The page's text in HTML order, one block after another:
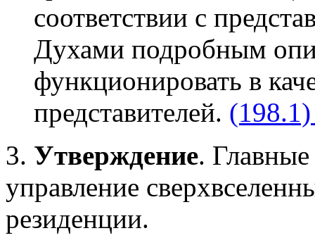
соответствии с
Духами подробным
функционировать в
представителей.
3. Утверждение.
управление
резиденции.